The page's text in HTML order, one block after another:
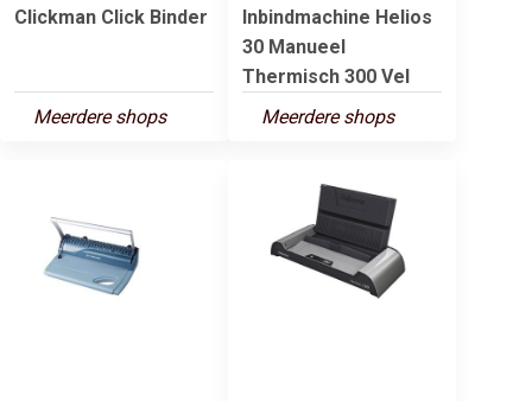
Clickman Click Binder
Meerdere shops
Inbindmachine Helios
30 Manueel
Thermisch 300 Vel
Meerdere shops